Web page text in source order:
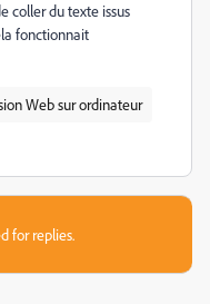
coller du texte issus
fonctionnait
Web sur ordinateur
for replies.